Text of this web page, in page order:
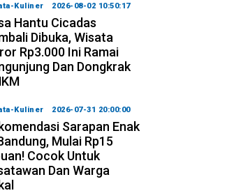
Kuliner 2026-08-02 10:50:17
Hantu Cicadas
Dibuka, Wisata
Rp3.000 Ini Ramai
Dan Dongkrak
Kuliner 2026-07-31 20:00:00
Sarapan Enak
Mulai Rp15
Cocok Untuk
Dan Warga